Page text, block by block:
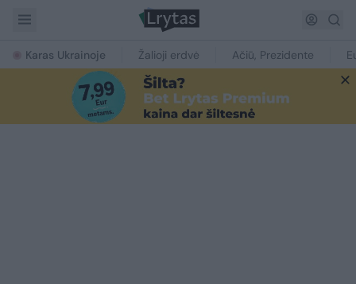
Karas Ukrainoje Žalioji erdvė Ačiū, Prezidente